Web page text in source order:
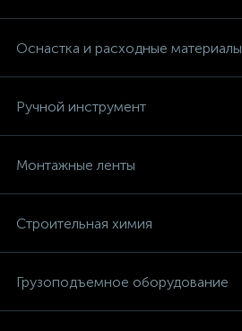
Оснастка и расходные материалы
Ручной инструмент
Монтажные ленты
Строительная химия
Грузоподъемное оборудование